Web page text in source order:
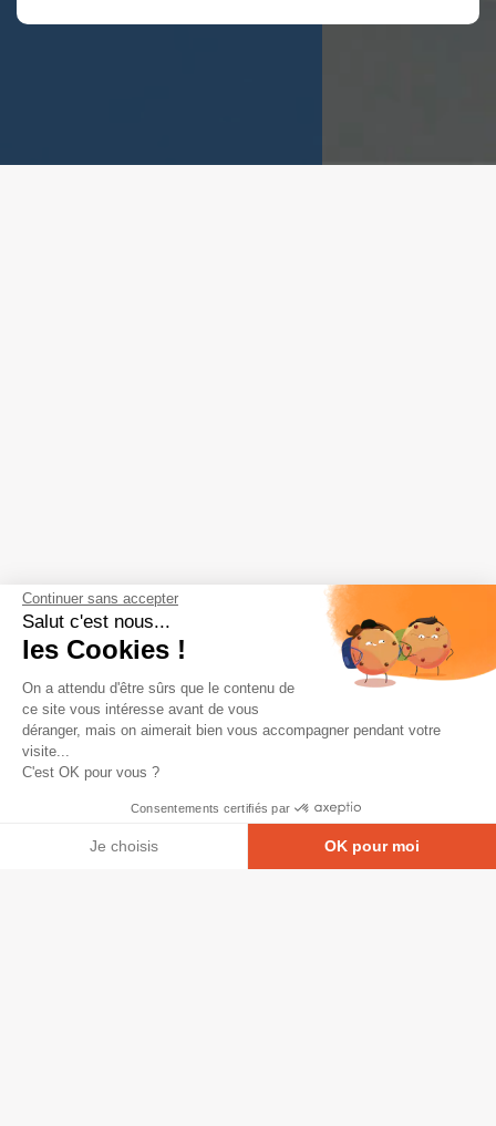
Continuer sans accepter
Salut c'est nous...
les Cookies !
On a attendu d'être sûrs que le contenu de
ce site vous intéresse avant de vous
déranger, mais on aimerait bien vous accompagner pendant votre
visite...
C'est OK pour vous ?
Consentements certifiés par
Je choisis OK pour moi